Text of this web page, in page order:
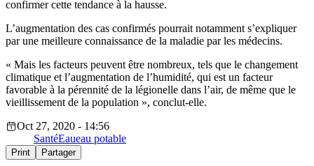
confirmer cette tendance à la hausse.
L’augmentation des cas confirmés pourrait notamment s’expliquer
par une meilleure connaissance de la maladie par les médecins.
« Mais les facteurs peuvent être nombreux, tels que le changement
climatique et l’augmentation de l’humidité, qui est un facteur
favorable à la pérennité de la légionelle dans l’air, de même que le
vieillissement de la population », conclut-elle.
Oct 27, 2020 - 14:56
SantéEaueau potable
Print Partager